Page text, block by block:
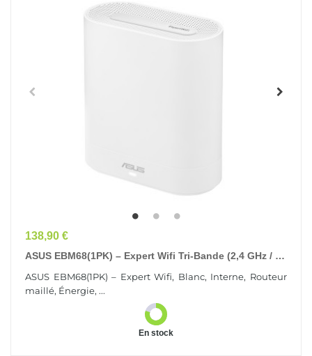
Prix
138,90 €
ASUS EBM68(1PK) – Expert Wifi Tri-Bande (2,4 GHz / 5
ASUS EBM68(1PK) – Expert Wifi, Blanc, Interne, Routeur
maillé, Énergie, ...
En stock